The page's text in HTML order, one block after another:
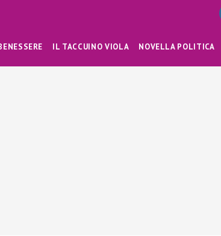
IL TACCUINO VIOLA NOVELLA POLITICA